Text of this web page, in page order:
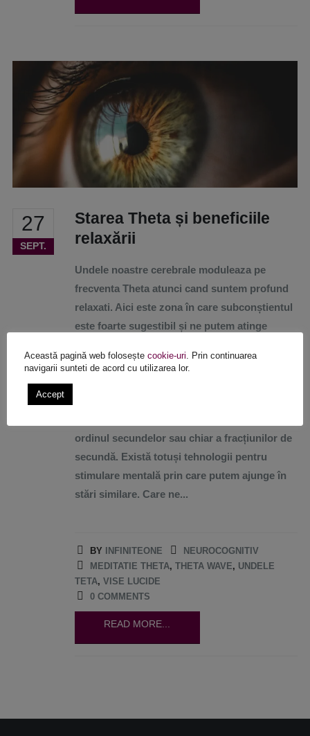
27
SEPT.
Starea Theta și beneficiile
relaxării
Undele noastre cerebrale moduleaza pe
frecventa Theta atunci cand suntem profund
relaxati. Aici este zona în care subconștientul
este foarte sugestibil și ne putem atinge
accesibilă de obicei doar prin meditație
ordinul secundelor sau chiar a fracțiunilor de
secundă. Există totuși tehnologii pentru
stimulare mentală prin care putem ajunge în
stări similare. Care ne...
BY INFINITEONE
NEUROCOGNITIV
MEDITATIE THETA, THETA WAVE, UNDELE
TETA, VISE LUCIDE
0 COMMENTS
READ MORE...
Această pagină web folosește cookie-uri. Prin continuarea
navigarii sunteti de acord cu utilizarea lor.
Accept